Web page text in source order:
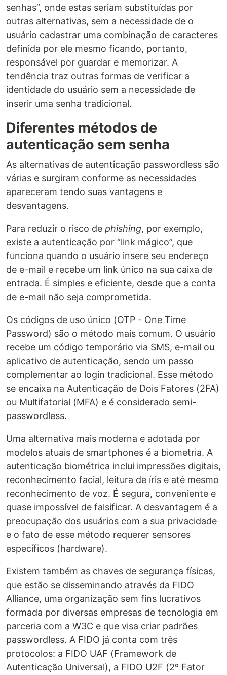
senhas”, onde estas seriam substituídas por
outras alternativas, sem a necessidade de o
usuário cadastrar uma combinação de caracteres
definida por ele mesmo ficando, portanto,
responsável por guardar e memorizar. A
tendência traz outras formas de verificar a
identidade do usuário sem a necessidade de
inserir uma senha tradicional.
Diferentes métodos de
autenticação sem senha
As alternativas de autenticação passwordless são
várias e surgiram conforme as necessidades
apareceram tendo suas vantagens e
desvantagens.
Para reduzir o risco de phishing, por exemplo,
existe a autenticação por “link mágico”, que
funciona quando o usuário insere seu endereço
de e-mail e recebe um link único na sua caixa de
entrada. É simples e eficiente, desde que a conta
de e-mail não seja comprometida.
Os códigos de uso único (OTP - One Time
Password) são o método mais comum. O usuário
recebe um código temporário via SMS, e-mail ou
aplicativo de autenticação, sendo um passo
complementar ao login tradicional. Esse método
se encaixa na Autenticação de Dois Fatores (2FA)
ou Multifatorial (MFA) e é considerado semi-
passwordless.
Uma alternativa mais moderna e adotada por
modelos atuais de smartphones é a biometria. A
autenticação biométrica inclui impressões digitais,
reconhecimento facial, leitura de íris e até mesmo
reconhecimento de voz. É segura, conveniente e
quase impossível de falsificar. A desvantagem é a
preocupação dos usuários com a sua privacidade
e o fato de esse método requerer sensores
específicos (hardware).
Existem também as chaves de segurança físicas,
que estão se disseminando através da FIDO
Alliance, uma organização sem fins lucrativos
formada por diversas empresas de tecnologia em
parceria com a W3C e que visa criar padrões
passwordless. A FIDO já conta com três
protocolos: a FIDO UAF (Framework de
Autenticação Universal), a FIDO U2F (2º Fator